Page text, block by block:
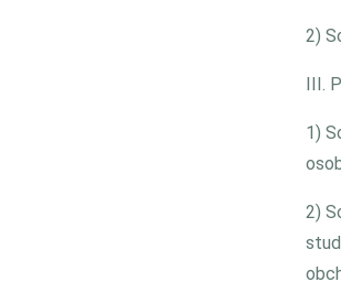
2)
III.
1)
2)